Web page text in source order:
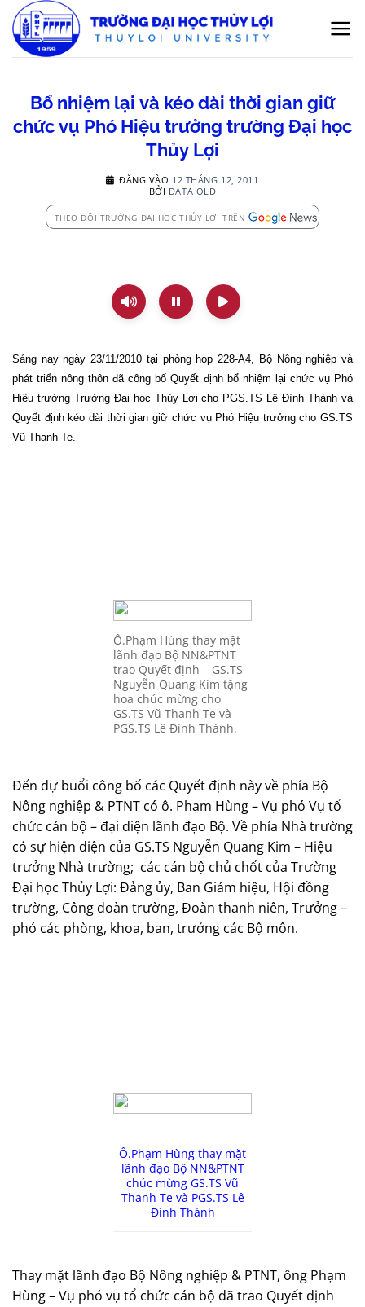
qua
nội
Bổ nhiệm lại và kéo dài thời gian giữ
chức vụ Phó Hiệu trưởng trường Đại học
Thủy Lợi
ĐĂNG VÀO 12 THÁNG 12, 2011
BỞI DATA OLD
THEO DÕI TRƯỜNG ĐẠI HỌC THỦY LỢI TRÊN
Sáng nay ngày 23/11/2010 tại phòng họp 228-A4, Bộ Nông nghiệp và
phát triển nông thôn đã công bố Quyết định bổ nhiệm lại chức vụ Phó
Hiệu trưởng Trường Đại học Thủy Lợi cho PGS.TS Lê Đình Thành và
Quyết định kéo dài thời gian giữ chức vụ Phó Hiệu trưởng cho GS.TS
Vũ Thanh Te.
Ô.Phạm Hùng thay mặt
lãnh đạo Bộ NN&PTNT
trao Quyết định – GS.TS
Nguyễn Quang Kim tặng
hoa chúc mừng cho
GS.TS Vũ Thanh Te và
PGS.TS Lê Đình Thành.
Đến dự buổi công bố các Quyết định này về phía Bộ
Nông nghiệp & PTNT có ô. Phạm Hùng – Vụ phó Vụ tổ
chức cán bộ – đại diện lãnh đạo Bộ. Về phía Nhà trường
có sự hiện diện của GS.TS Nguyễn Quang Kim – Hiệu
trưởng Nhà trường; các cán bộ chủ chốt của Trường
Đại học Thủy Lợi: Đảng ủy, Ban Giám hiệu, Hội đồng
trường, Công đoàn trường, Đoàn thanh niên, Trưởng –
phó các phòng, khoa, ban, trưởng các Bộ môn.
Ô.Phạm Hùng thay mặt
lãnh đạo Bộ NN&PTNT
chúc mừng GS.TS Vũ
Thanh Te và PGS.TS Lê
Đình Thành
Thay mặt lãnh đạo Bộ Nông nghiệp & PTNT, ông Phạm
Hùng – Vụ phó vụ tổ chức cán bộ đã trao Quyết định